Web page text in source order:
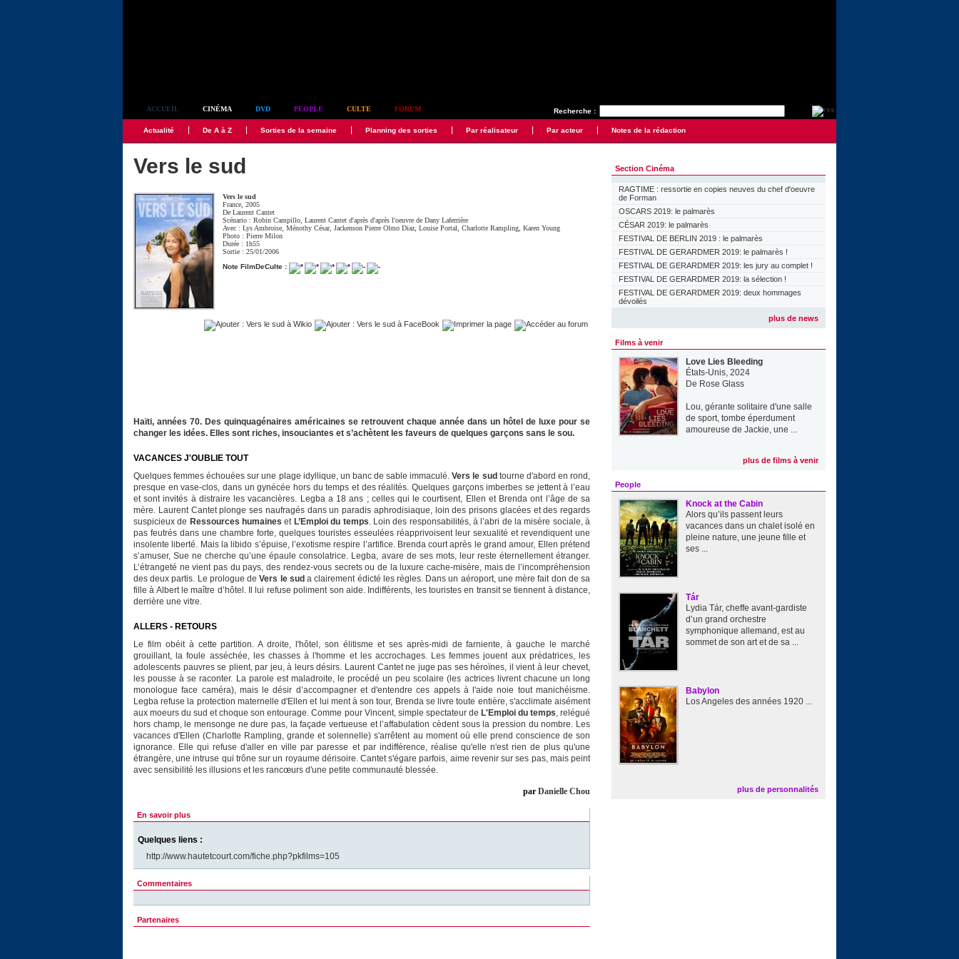
Recherche :
ACCUEIL CINÉMA DVD PEOPLE CULTE FORUM
Actualité De A à Z Sorties de la semaine Planning des sorties Par réalisateur Par acteur Notes de la rédaction
Vers le sud
Vers le sud
France, 2005
DeLaurent Cantet
Scénario :Robin Campillo ,Laurent Cantet d'après d'après l'oeuvre de Dany Laferrière
Avec :Lys Ambroise ,Ménothy César,Jackenson Pierre Olmo Diaz ,Louise Portal ,Charlotte Rampling ,Karen Young
Photo :Pierre Milon
Durée : 1h55
Sortie : 25/01/2006
Note FilmDeCulte :
Haïti, années 70. Des quinquagénaires américaines se retrouvent chaque année dans un hôtel de luxe pour se
changer les idées. Elles sont riches, insouciantes et s’achètent les faveurs de quelques garçons sans le sou.
VACANCES J'OUBLIE TOUT
Quelques femmes échouées sur une plage idyllique, un banc de sable immaculé.Vers le sud tourne d'abord en rond,
presque en vase-clos, dans un gynécée hors du temps et des réalités. Quelques garçons imberbes se jettent à l’eau
et sont invités à distraire les vacancières. Legba a 18 ans ; celles qui le courtisent, Ellen et Brenda ont l’âge de sa
mère. Laurent Cantet plonge ses naufragés dans un paradis aphrodisiaque, loin des prisons glacées et des regards
suspicieux de Ressources humaines et L’Emploi du temps. Loin des responsabilités, à l’abri de la misère sociale, à
pas feutrés dans une chambre forte, quelques touristes esseulées réapprivoisent leur sexualité et revendiquent une
insolente liberté. Mais la libido s’épuise, l’exotisme respire l’artifice. Brenda court après le grand amour, Ellen prétend
s’amuser, Sue ne cherche qu’une épaule consolatrice. Legba, avare de ses mots, leur reste éternellement étranger.
L’étrangeté ne vient pas du pays, des rendez-vous secrets ou de la luxure cache-misère, mais de l’incompréhension
des deux partis. Le prologue deVers le sud a clairement édicté les règles. Dans un aéroport, une mère fait don de sa
fille à Albert le maître d’hôtel. Il lui refuse poliment son aide. Indifférents, les touristes en transit se tiennent à distance,
derrière une vitre.
ALLERS - RETOURS
Le film obéit à cette partition. A droite, l'hôtel, son élitisme et ses après-midi de farniente, à gauche le marché
grouillant, la foule asséchée, les chasses à l'homme et les accrochages. Les femmes jouent aux prédatrices, les
adolescents pauvres se plient, par jeu, à leurs désirs. Laurent Cantet ne juge pas ses héroïnes, il vient à leur chevet,
les pousse à se raconter. La parole est maladroite, le procédé un peu scolaire (les actrices livrent chacune un long
monologue face caméra), mais le désir d’accompagner et d'entendre ces appels à l'aide noie tout manichéisme.
Legba refuse la protection maternelle d'Ellen et lui ment à son tour, Brenda se livre toute entière, s'acclimate aisément
aux moeurs du sud et choque son entourage. Comme pour Vincent, simple spectateur de L'Emploi du temps, relégué
hors champ, le mensonge ne dure pas, la façade vertueuse et l’affabulation cèdent sous la pression du nombre. Les
vacances d'Ellen (Charlotte Rampling, grande et solennelle) s'arrêtent au moment où elle prend conscience de son
ignorance. Elle qui refuse d'aller en ville par paresse et par indifférence, réalise qu'elle n'est rien de plus qu'une
étrangère, une intruse qui trône sur un royaume dérisoire. Cantet s'égare parfois, aime revenir sur ses pas, mais peint
avec sensibilité les illusions et les rancœurs d'une petite communauté blessée.
par Danielle Chou
En savoir plus
Quelques liens :
http://www.hautetcourt.com/fiche.php?pkfilms=105
Commentaires
Partenaires
Section Cinéma
RAGTIME : ressortie en copies neuves du chef d'oeuvre
de Forman
OSCARS 2019: le palmarès
CÉSAR 2019: le palmarès
FESTIVAL DE BERLIN 2019 : le palmarès
FESTIVAL DE GERARDMER 2019: le palmarès !
FESTIVAL DE GERARDMER 2019: les jury au complet !
FESTIVAL DE GERARDMER 2019: la sélection !
FESTIVAL DE GERARDMER 2019: deux hommages
dévoilés
plus de news
Films à venir
Love Lies Bleeding
États-Unis, 2024
De Rose Glass
Lou, gérante solitaire d'une salle
de sport, tombe éperdument
amoureuse de Jackie, une ...
plus de films à venir
People
Knock at the Cabin
Alors qu’ils passent leurs
vacances dans un chalet isolé en
pleine nature, une jeune fille et
ses ...
Tár
Lydia Tár, cheffe avant-gardiste
d’un grand orchestre
symphonique allemand, est au
sommet de son art et de sa ...
Babylon
Los Angeles des années 1920 ...
plus de personnalités